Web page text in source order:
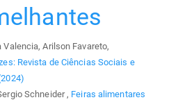
Valencia, Arilson Favareto,
Revista de Ciências Sociais e
Schneider , Feiras alimentares